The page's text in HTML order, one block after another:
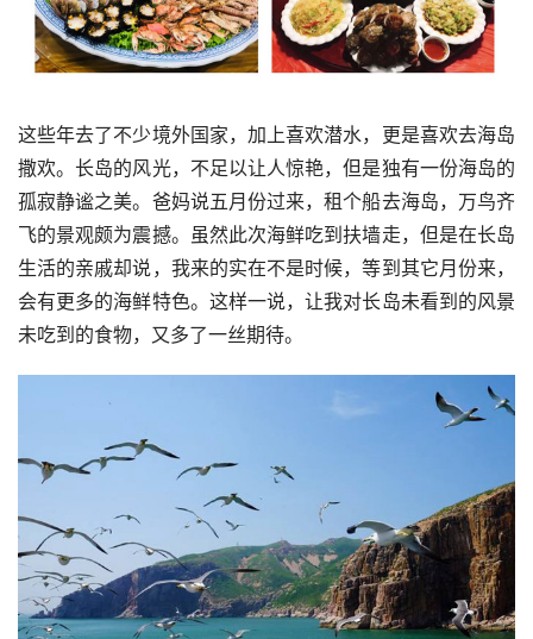
这些年去了不少境外国家，加上喜欢潜水，更是喜欢去海岛
撒欢。长岛的风光，不足以让人惊艳，但是独有一份海岛的
孤寂静谧之美。爸妈说五月份过来，租个船去海岛，万鸟齐
飞的景观颇为震撼。虽然此次海鲜吃到扶墙走，但是在长岛
生活的亲戚却说，我来的实在不是时候，等到其它月份来，
会有更多的海鲜特色。这样一说，让我对长岛未看到的风景
未吃到的食物，又多了一丝期待。